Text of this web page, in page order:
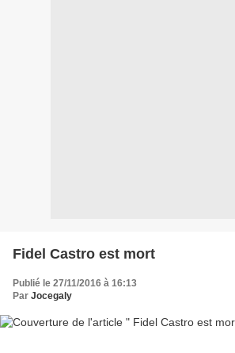
Fidel Castro est mort
Publié le 27/11/2016 à 16:13
Par Jocegaly